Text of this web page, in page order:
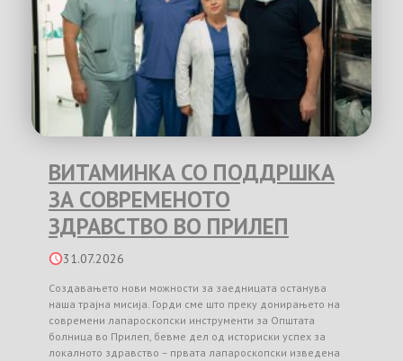
ВИТАМИНКА СО ПОДДРШКА
ЗА СОВРЕМЕНОТО
ЗДРАВСТВО ВО ПРИЛЕП
31.07.2026
Создавањето нови можности за заедницата останува
наша трајна мисија. Горди сме што преку донирањето на
современи лапароскопски инструменти за Општата
болница во Прилеп, бевме дел од историски успех за
локалното здравство – првата лапароскопски изведена